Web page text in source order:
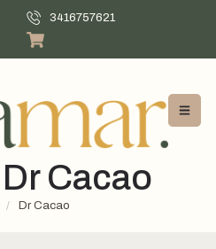
3416757621
Dr Cacao
/ Dr Cacao